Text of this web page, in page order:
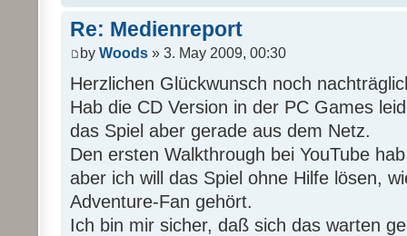
Re: Medienreport
by Woods » 3. May 2009, 00:30
Herzlichen Glückwunsch noch
Hab die CD Version in der PC Games
das Spiel aber gerade aus dem Netz.
Den ersten Walkthrough bei YouTube
aber ich will das Spiel ohne Hilfe lösen,
Adventure-Fan gehört.
Ich bin mir sicher, daß sich das warten